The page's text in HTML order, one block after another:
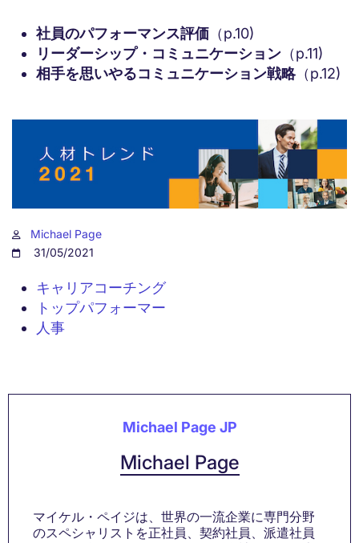
社員のパフォーマンス評価 （p.10)
リーダーシップ・コミュニケーション （p.11)
相手を思いやるコミュニケーション戦略 （p.12)
Michael Page
31/05/2021
キャリアコーチング
トップパフォーマー
人事
Michael Page JP
Michael Page
マイケル・ペイジは、世界の一流企業に専門分野
のスペシャリストを正社員、契約社員、派遣社員